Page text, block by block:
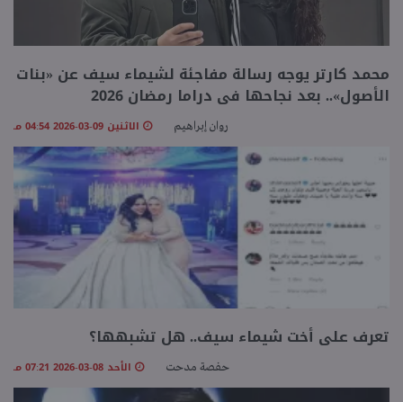
محمد كارتر يوجه رسالة مفاجئة لشيماء سيف عن «بنات
الأصول».. بعد نجاحها فى دراما رمضان 2026
روان إبراهيم الاثنين 09-03-2026 04:54 مـ
تعرف على أخت شيماء سيف.. هل تشبهها؟
حفصة مدحت الأحد 08-03-2026 07:21 مـ